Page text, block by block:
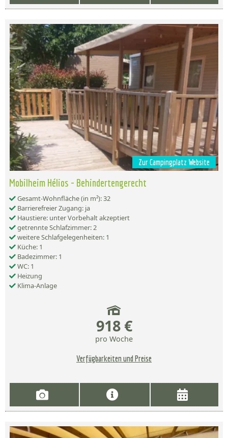
Zur Campingplatz Website
Mobilheim Hélios - Behindertengerecht
Gesamt-Wohnfläche (in m²): 32
Barrierefreier Zugang: ja
Haustiere: unter Vorbehalt akzeptiert
getrennte Schlafzimmer: 2
weitere Schlafgelegenheiten: 1
Küche: 1
Badezimmer: 1
WC: 1
Heizung
Klima-Anlage
918 €
pro Woche
Verfügbarkeiten und Preise